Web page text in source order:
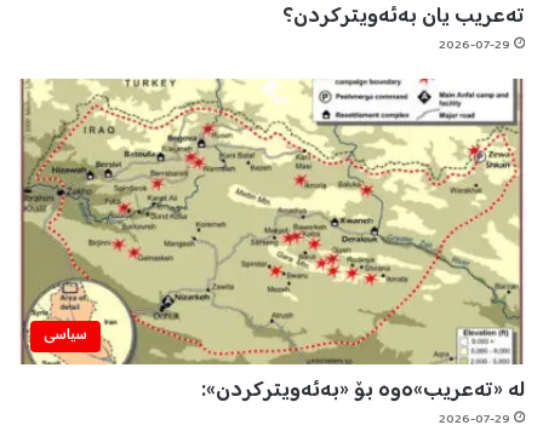
تەعریب یان بەئەویترکردن؟
2026-07-29
سیاسی
لە «تەعریب»ەوە بۆ «بەئەویترکردن»:
2026-07-29